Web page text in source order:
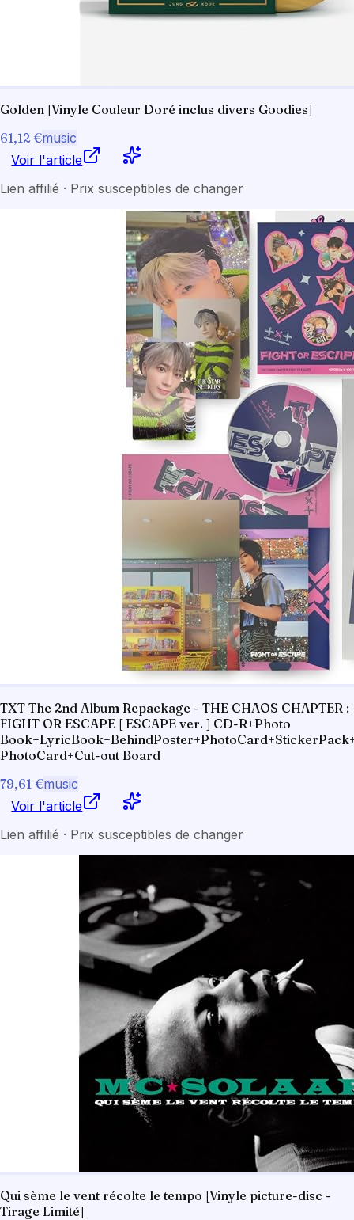
Golden [Vinyle Couleur Doré inclus divers Goodies]
61,12 €music
Voir l'article
Lien affilié · Prix susceptibles de changer
TXT The 2nd Album Repackage - THE CHAOS CHAPTER :
FIGHT OR ESCAPE [ ESCAPE ver. ] CD-R+Photo
PhotoCard+Cut-out Board
79,61 €music
Voir l'article
Lien affilié · Prix susceptibles de changer
Qui sème le vent récolte le tempo [Vinyle picture-disc -
Tirage Limité]